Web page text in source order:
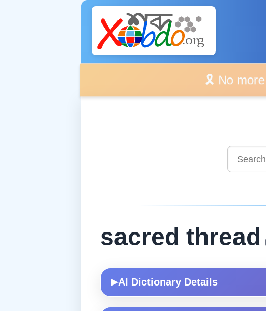
🎗️ No more
sacred thread
▶AI Dictionary Details